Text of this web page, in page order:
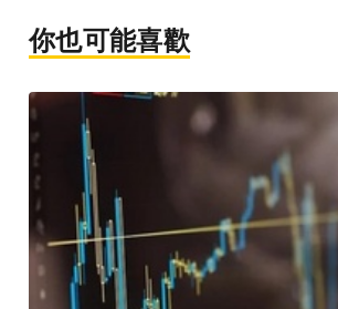
你也可能喜歡